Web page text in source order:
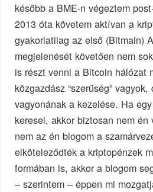
később a BME-n végeztem
2013 óta követem aktívan a
gyakorlatilag az első (Bitmain)
megjelenését követően nem
is részt venni a Bitcoin hálózat
közgazdász “szerűség”
vagyonának a kezelése. Ha
keresel, akkor biztosan nem én
nem az én blogom a
elköteleződték a kriptopénzek
formában is, akkor a blogom
– szerintem – éppen mi